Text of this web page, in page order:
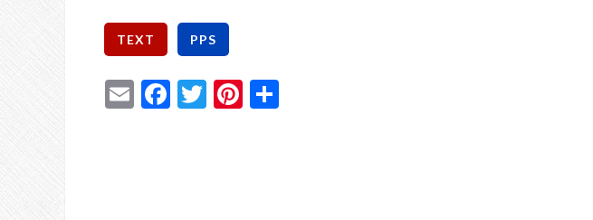
EmailFacebook
TwitterPinterest